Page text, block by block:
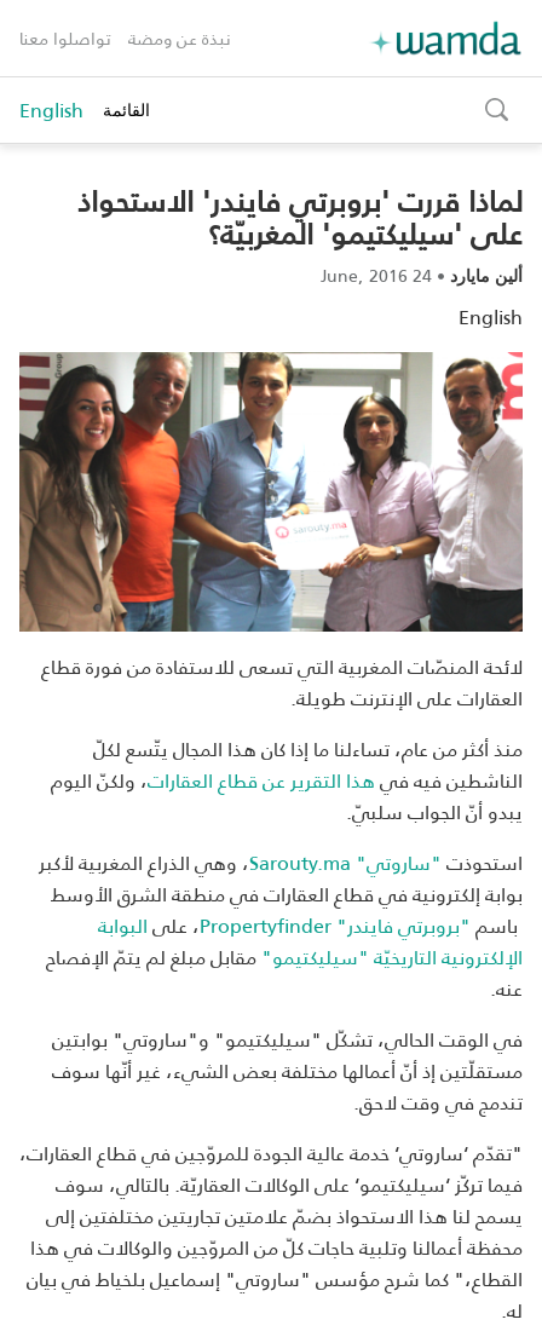
نبذة عن ومضة تواصلوا معنا
toggle
search
القائمة English
لماذا قررت 'بروبرتي فايندر' الاستحواذ
على 'سيليكتيمو' المغربيّة؟
ألين مايارد •
24 June, 2016
English
لائحة المنصّات المغربية التي تسعى للاستفادة من فورة قطاع
العقارات على الإنترنت طويلة.
منذ أكثر من عام، تساءلنا ما إذا كان هذا المجال يتّسع لكلّ
الناشطين فيه فيهذا التقرير عن قطاع العقارات، ولكنّ اليوم
يبدو أنّ الجواب سلبيّ.
استحوذت"ساروتي" Sarouty.ma
، وهي الذراع المغربية لأكبر
بوابة إلكترونية في قطاع العقارات في منطقة الشرق الأوسط
باسم"بروبرتي فايندر" Propertyfinder ، علىالبوابة
الإلكترونية التاريخيّة "سيليكتيمو"مقابل مبلغ لم يتمّ الإفصاح
عنه.
في الوقت الحالي، تشكّل "سيليكتيمو" و"ساروتي" بوابتين
مستقلّتين إذ أنّ أعمالها مختلفة بعض الشيء، غير أنّها سوف
تندمج في وقت لاحق.
"تقدّم ‘ساروتي‘ خدمة عالية الجودة للمروّجين في قطاع العقارات،
فيما تركّز ‘سيليكتيمو‘ على الوكالات العقاريّة. بالتالي، سوف
يسمح لنا هذا الاستحواذ بضمّ علامتين تجاريتين مختلفتين إلى
محفظة أعمالنا وتلبية حاجات كلّ من المروّجين والوكالات في هذا
القطاع،" كما شرح مؤسس "ساروتي" إسماعيل بلخياط في بيان
له.